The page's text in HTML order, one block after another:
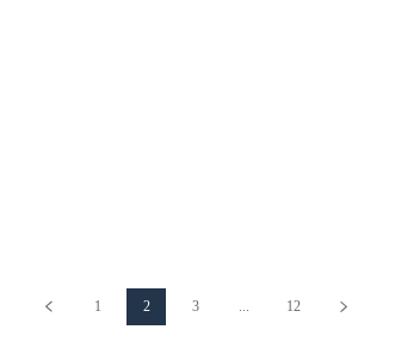
1 2 3 12